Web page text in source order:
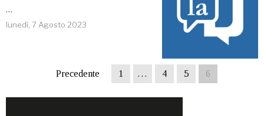
…
lunedì, 7 Agosto 2023
Precedente 1 … 4 5 6